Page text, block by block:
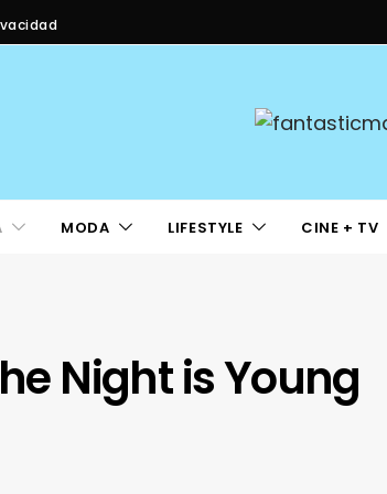
MODA LIFESTYLE CINE + TV
Night is Young